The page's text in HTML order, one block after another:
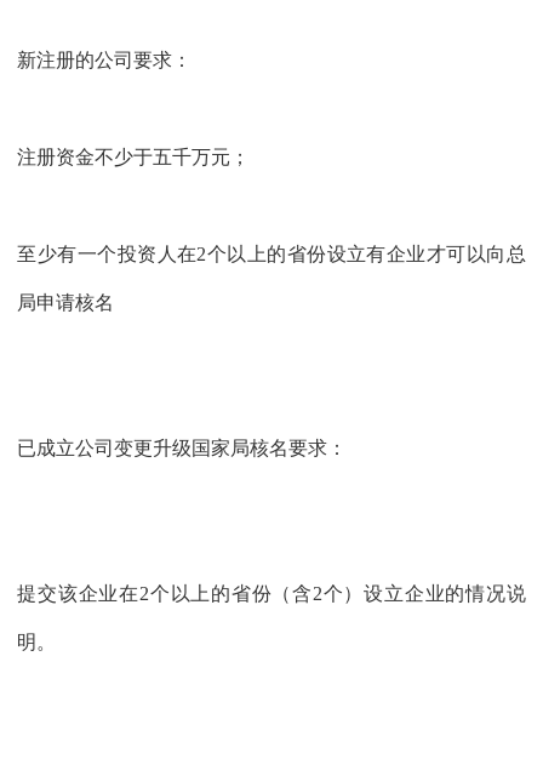
新注册的公司要求：
注册资金不少于五千万元；
至少有一个投资人在2个以上的省份设立有企业才可以向总
局申请核名
已成立公司变更升级国家局核名要求：
提交该企业在2个以上的省份（含2个）设立企业的情况说
明。